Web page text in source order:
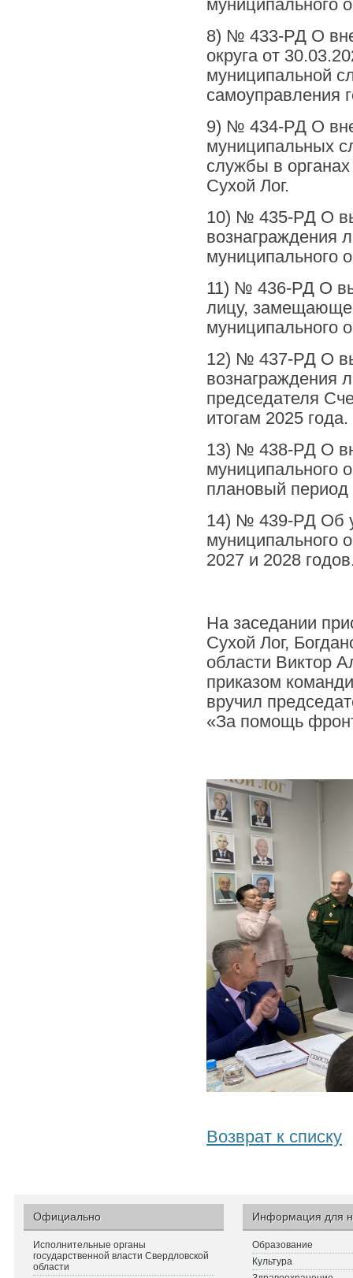
муниципального
8) № 433-РД О
округа от
муниципальной
самоуправления
9) № 434-РД О
муниципальных
службы в
Сухой Лог.
10) № 435-РД О
вознаграждения
муниципального
11) № 436-РД О
лицу,
муниципального
12) № 437-РД О
вознаграждения
председателя
итогам 2025 года.
13) № 438-РД О
муниципального
плановый период
14) № 439-РД Об
муниципального
2027 и 2028
На заседании
Сухой Лог,
области Виктор
приказом
вручил
«За помощь
Возврат к списку
Официально
Исполнительные органы
государственной власти Свердловской
области
Информация для
Образование
Культура